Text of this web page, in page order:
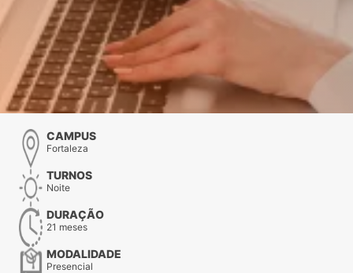
CAMPUS
Fortaleza
TURNOS
Noite
DURAÇÃO
21 meses
MODALIDADE
Presencial